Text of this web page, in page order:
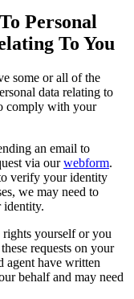
Personal
To You
some or all of the
data relating to
comply with your
an email to
via ourwebform.
verify your identity
we may need to
rights yourself or you
requests on your
agent have written
behalf and may need